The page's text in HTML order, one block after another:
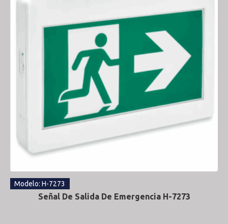
Modelo: H-7273
Señal De Salida De Emergencia H-7273